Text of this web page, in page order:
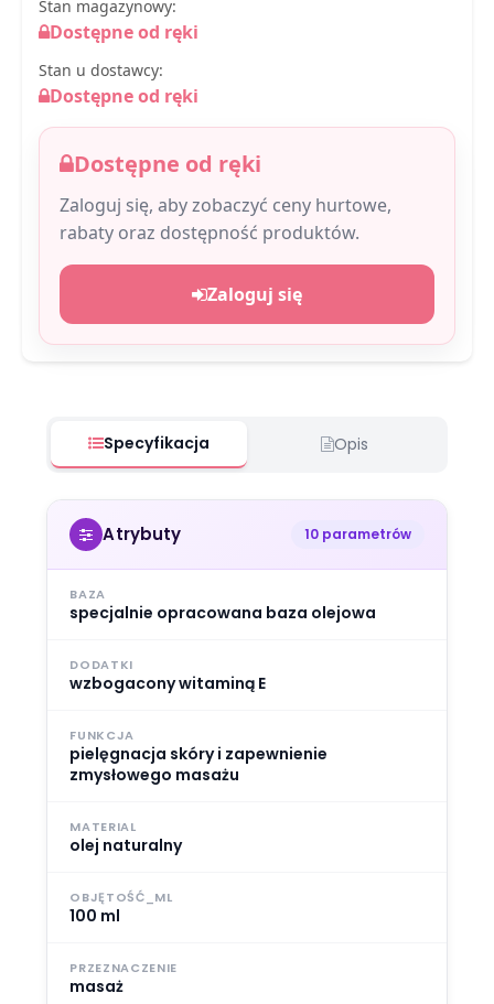
Stan magazynowy:
Dostępne od ręki
Stan u dostawcy:
Dostępne od ręki
Dostępne od ręki
Zaloguj się, aby zobaczyć ceny hurtowe,
rabaty oraz dostępność produktów.
Zaloguj się
Specyfikacja Opis
Atrybuty 10 parametrów
BAZA
specjalnie opracowana baza olejowa
DODATKI
wzbogacony witaminą E
FUNKCJA
pielęgnacja skóry i zapewnienie
zmysłowego masażu
MATERIAL
olej naturalny
OBJĘTOŚĆ_ML
100 ml
PRZEZNACZENIE
masaż